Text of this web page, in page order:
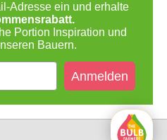
Adresse ein und erhalte
Portion Inspiration und
Bauern.
Anmelden